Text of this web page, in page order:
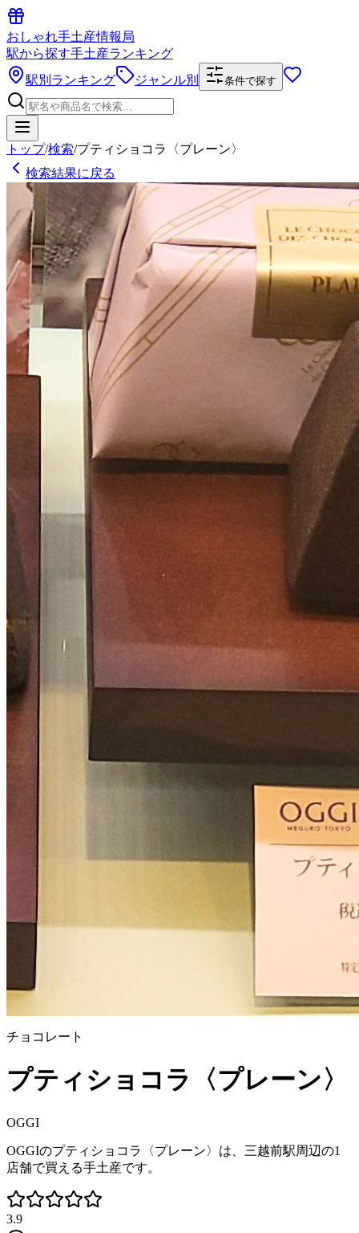
おしゃれ手土産情報局
駅から探す手土産ランキング
駅別ランキング
ジャンル別 条件で探す
トップ/検索/プティショコラ〈プレーン〉
検索結果に戻る
チョコレート
プティショコラ〈プレーン〉
OGGI
OGGIのプティショコラ〈プレーン〉は、三越前駅周辺の1
店舗で買える手土産です。
3.9